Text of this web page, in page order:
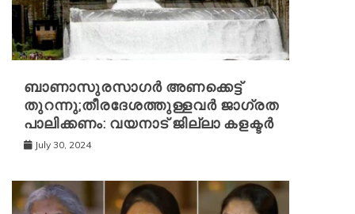
ബാണാസുരസാഗര്‍ അണക്കെട്ട്
തുറന്നു;തീരദേശത്തുള്ളവര്‍ ജാഗ്രത
പാലിക്കണം: വയനാട് ജില്ലാ കളക്ടര്‍
July 30, 2024